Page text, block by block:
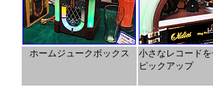
ホームジュークボックス
小さなレコード
ピックアップ